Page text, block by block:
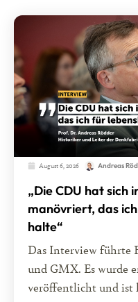
August 6, 2026 Andreas
„Die CDU hat sich
manövriert, das
halte“
Das Interview führte
und GMX. Es wurde
veröffentlicht und ist